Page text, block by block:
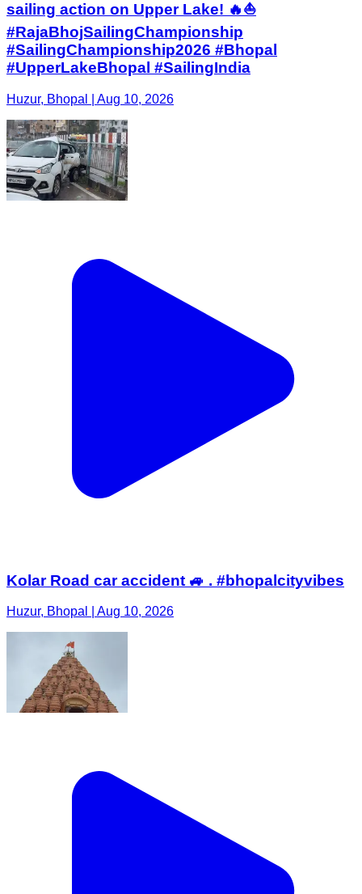
sailing action on Upper Lake! 🔥⛵
#RajaBhojSailingChampionship
#SailingChampionship2026 #Bhopal
#UpperLakeBhopal #SailingIndia
Huzur, Bhopal | Aug 10, 2026
Kolar Road car accident 🚙 . #bhopalcityvibes
Huzur, Bhopal | Aug 10, 2026